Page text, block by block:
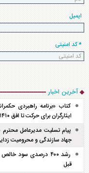
ایمیل
* کد امنیتی
آخرین اخبار
کتاب «برنامه راهبردی
ایثارگران برای حرکت تا افق ۱۴۱۰، رونمایی شد.
پیام تسلیت مدیرعامل
جهاد سازندگی و محرومیت
رشد ۴۰۰ درصدی سود
قبل